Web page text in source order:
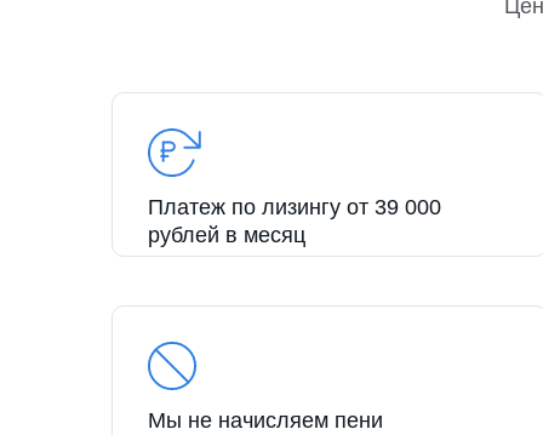
Платеж по лизингу от 39 000
рублей в месяц
Мы не начисляем пени